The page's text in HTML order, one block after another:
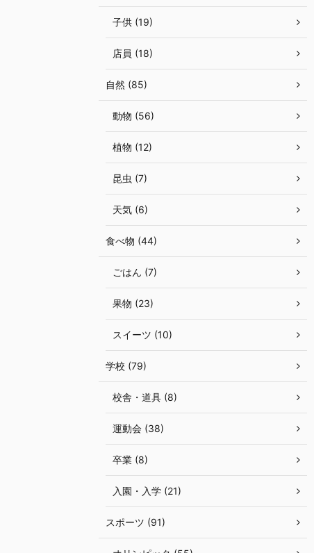
子供 (19)
店員 (18)
自然 (85)
動物 (56)
植物 (12)
昆虫 (7)
天気 (6)
食べ物 (44)
ごはん (7)
果物 (23)
スイーツ (10)
学校 (79)
校舎・道具 (8)
運動会 (38)
卒業 (8)
入園・入学 (21)
スポーツ (91)